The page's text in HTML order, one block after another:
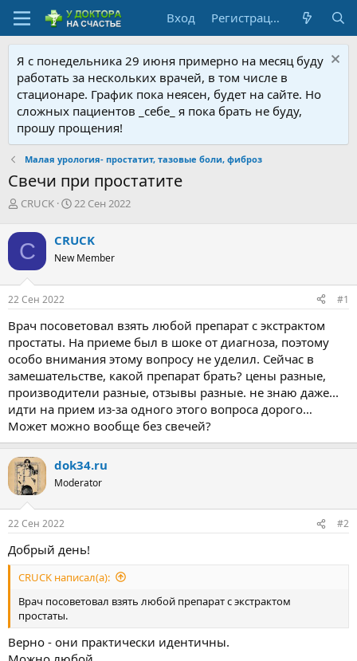
Вход Регистрация
Я с понедельника 29 июня примерно на месяц буду
работать за нескольких врачей, в том числе в
стационаре. График пока неясен, будет на сайте. Но
сложных пациентов _себе_ я пока брать не буду,
прошу прощения!
Малая урология- простатит, тазовые боли, фиброз
Свечи при простатите
А
т
о
р
т
е
м
CRUCK
Д
а
н
ч
а
22 Сен 2022
C CRUCK
New Member
22 Сен 2022 #1
Врач посоветовал взять любой препарат с экстрактом
простаты. На приеме был в шоке от диагноза, поэтому
особо внимания этому вопросу не уделил. Сейчас в
замешательстве, какой препарат брать? цены разные,
производители разные, отзывы разные. не знаю даже...
идти на прием из-за одного этого вопроса дорого…
Может можно вообще без свечей?
dok34.ru
Moderator
22 Сен 2022 #2
Добрый день!
CRUCK написал(а):
Врач посоветовал взять любой препарат с экстрактом
простаты.
Верно - они практически идентичны.